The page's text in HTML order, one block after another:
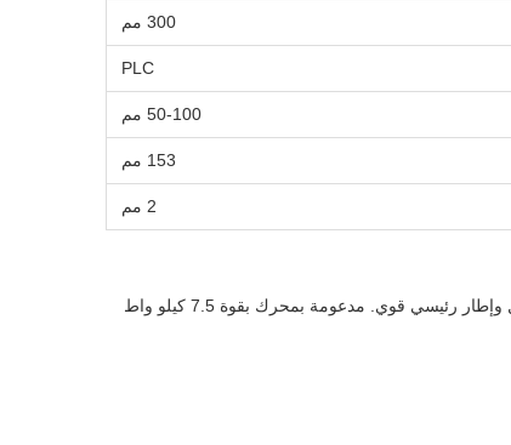
300 مم
PLC
50-100 مم
153 مم
2 مم
آلة طحن الأنابيب هي آلة متخصصة في لف الأنابيب مصممة لإنتاج الأنابيب والأنابيب بكفاءة. يتضمن تصميمها القوي بكرات عالية الجودة ومكونات نقل وإطار رئيسي قوي. مدعومة بمحرك بقوة 7.5 كيلو واط